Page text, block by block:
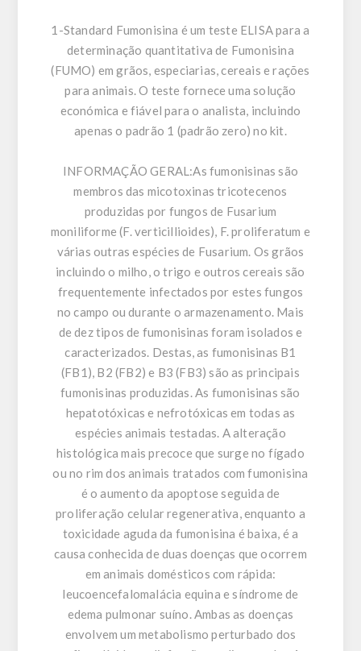
1-Standard Fumonisina é um teste ELISA para a
determinação quantitativa de Fumonisina
(FUMO) em grãos, especiarias, cereais e rações
para animais. O teste fornece uma solução
económica e fiável para o analista, incluindo
apenas o padrão 1 (padrão zero) no kit.
INFORMAÇÃO GERAL:As fumonisinas são
membros das micotoxinas tricotecenos
produzidas por fungos de Fusarium
moniliforme (F. verticillioides), F. proliferatum e
várias outras espécies de Fusarium. Os grãos
incluindo o milho, o trigo e outros cereais são
frequentemente infectados por estes fungos
no campo ou durante o armazenamento. Mais
de dez tipos de fumonisinas foram isolados e
caracterizados. Destas, as fumonisinas B1
(FB1), B2 (FB2) e B3 (FB3) são as principais
fumonisinas produzidas. As fumonisinas são
hepatotóxicas e nefrotóxicas em todas as
espécies animais testadas. A alteração
histológica mais precoce que surge no fígado
ou no rim dos animais tratados com fumonisina
é o aumento da apoptose seguida de
proliferação celular regenerativa, enquanto a
toxicidade aguda da fumonisina é baixa, é a
causa conhecida de duas doenças que ocorrem
em animais domésticos com rápida:
leucoencefalomalácia equina e síndrome de
edema pulmonar suíno. Ambas as doenças
envolvem um metabolismo perturbado dos